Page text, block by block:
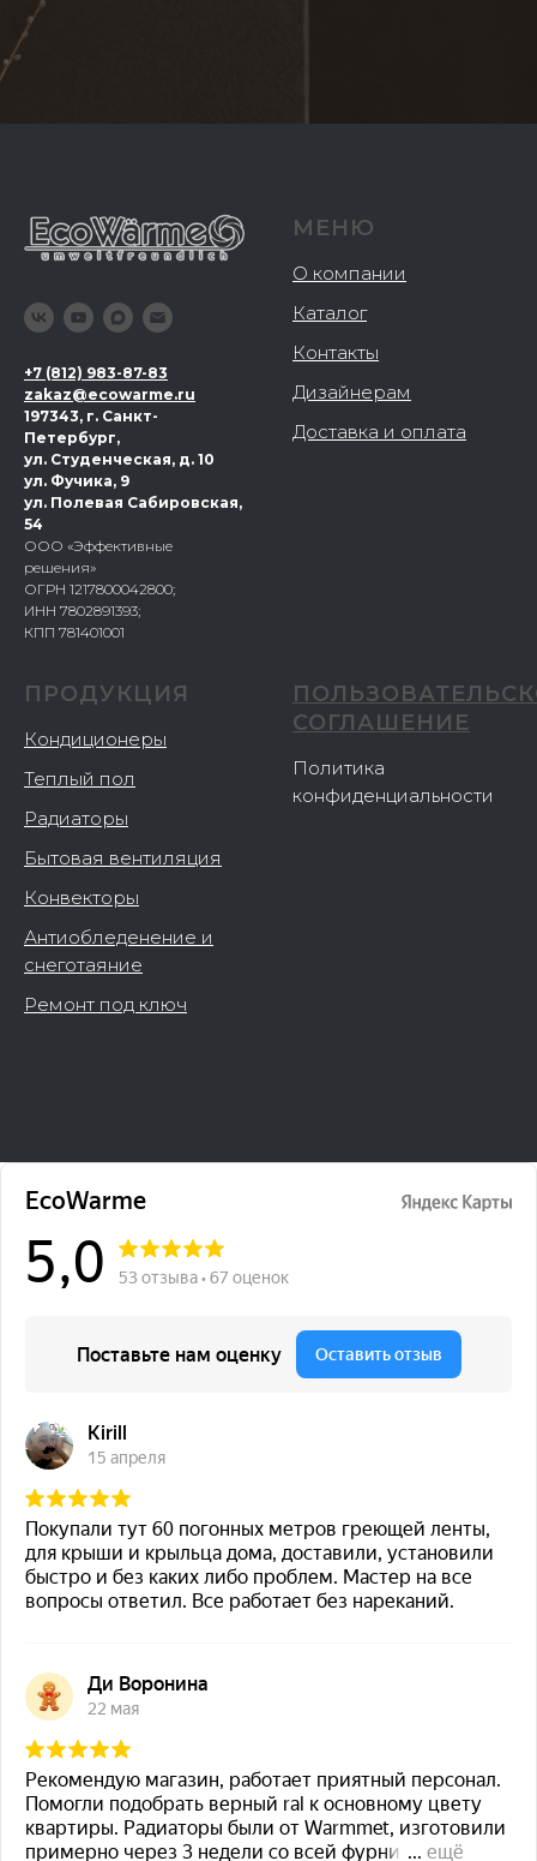
+7 (812) 983-87-83
zakaz@ecowarme.ru
197343, г. Санкт-
Петербург,
ул. Студенческая, д. 10
ул. Фучика, 9
ул. Полевая Сабировская,
54
ООО «Эффективные
решения»
ОГРН 1217800042800;
ИНН 7802891393;
КПП 781401001
МЕНЮ
О компании
Каталог
Контакты
Дизайнерам
Доставка и оплата
ПРОДУКЦИЯ
Кондиционеры
Теплый пол
Радиаторы
Бытовая вентиляция
Конвекторы
Антиобледенение и
снеготаяние
Ремонт под ключ
СОГЛАШЕНИЕ
Политика
конфиденциальности